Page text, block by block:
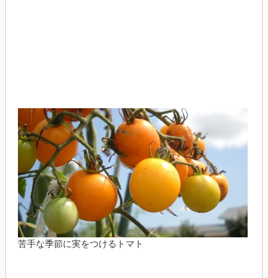
苦手な季節に実をつけるトマト